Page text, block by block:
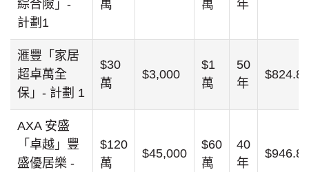
綜合險」-
計劃1
萬
萬
年
滙豐「家居
超卓萬全
保」- 計劃 1
$30
萬
$3,000
$1
萬
50
年
$824.82
AXA 安盛
「卓越」豐
盛優居樂 -
$120
萬
$45,000
$60
萬
40
年
$946.8